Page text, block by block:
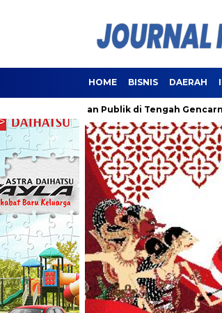
HOME BISNIS DAERAH
Publik di Tengah Gencarnya